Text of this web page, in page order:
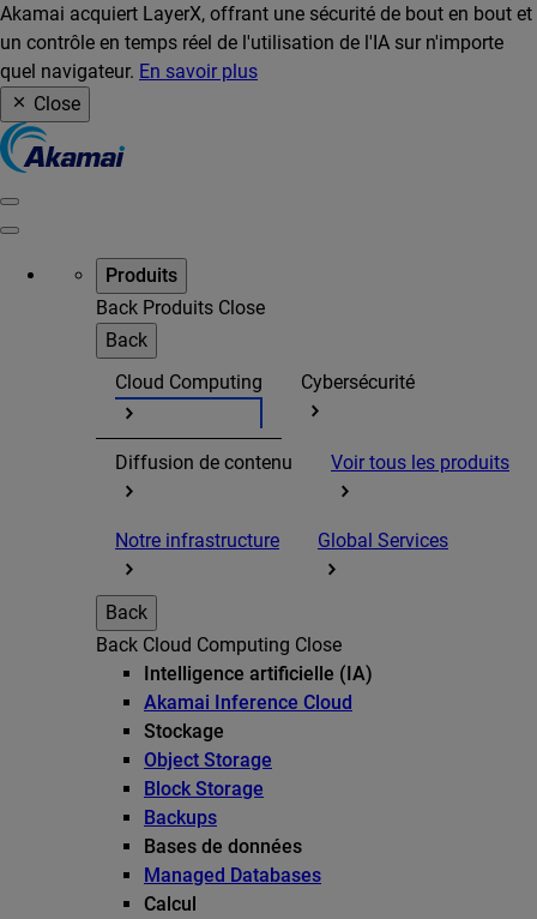
Akamai acquiert LayerX, offrant une sécurité de bout en bout et
un contrôle en temps réel de l'utilisation de l'IA sur n'importe
quel navigateur. En savoir plus
Close
Produits
Back Produits Close
Back
Cloud Computing
Cybersécurité
Diffusion de contenu Voir tous les produits
Notre infrastructure Global Services
Back
Back Cloud Computing Close
Intelligence artificielle (IA)
Akamai Inference Cloud
Stockage
Object Storage
Block Storage
Backups
Bases de données
Managed Databases
Calcul